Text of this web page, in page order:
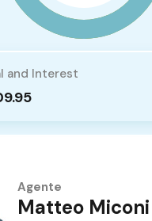
and Interest
Agente
Matteo Miconi